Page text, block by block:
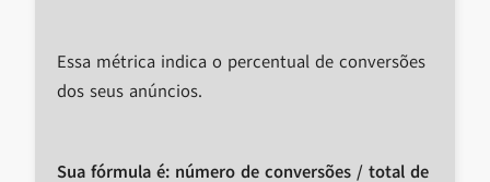
Essa métrica indica o percentual de conversões
dos seus anúncios.
Sua fórmula é: número de conversões / total de